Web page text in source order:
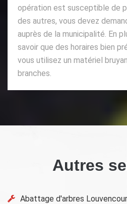
opération est susceptible de
des autres, vous devez
auprès de la municipalité. En
savoir que des horaires bien
vous utilisez un matériel
branches.
Autres
Abattage d'arbres